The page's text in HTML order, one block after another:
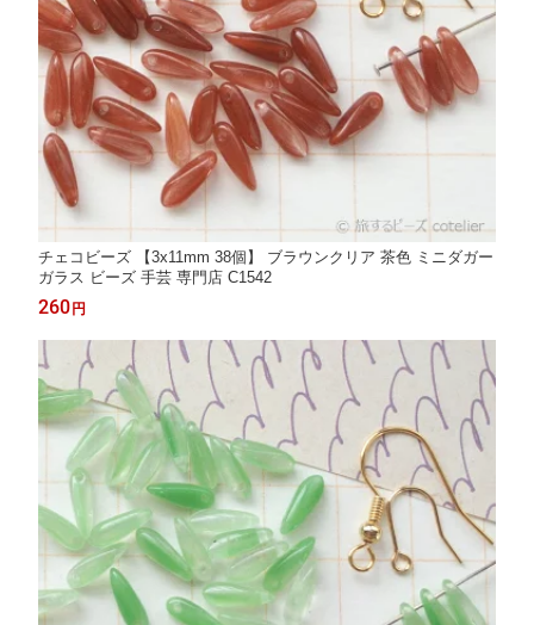
チェコビーズ 【3x11mm 38個】 ブラウンクリア 茶色 ミニダガー
ガラス ビーズ 手芸 専門店 C1542
260 円